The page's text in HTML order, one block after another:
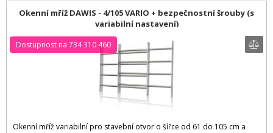
Okenní mříž DAWIS - 4/105 VARIO + bezpečnostní šrouby (s
variabilní nastavení)
Okenní mříž variabilní pro stavební otvor o šířce od 61 do 105 cm a
Dostupnost na 734 310 460